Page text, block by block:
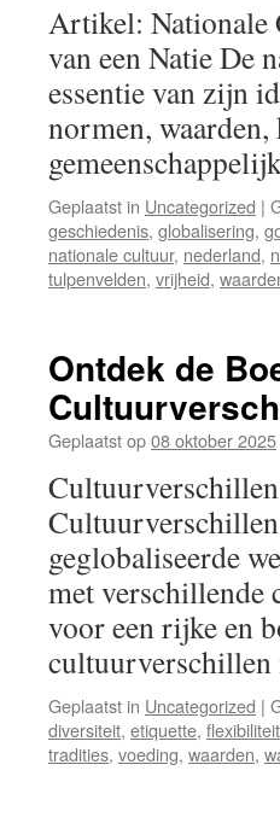
Artikel: Nationale
van een Natie De
essentie van zijn
normen, waarden,
Geplaatst in Uncategorized |
geschiedenis, globalisering,
nationale cultuur, nederland,
tulpenvelden, vrijheid,
Ontdek de
Geplaatst op08 oktober 2025
geglobaliseerde
met verschillende
voor een rijke en
Geplaatst in Uncategorized |
diversiteit, etiquette, flexibiliteit
tradities, voeding, waarden,